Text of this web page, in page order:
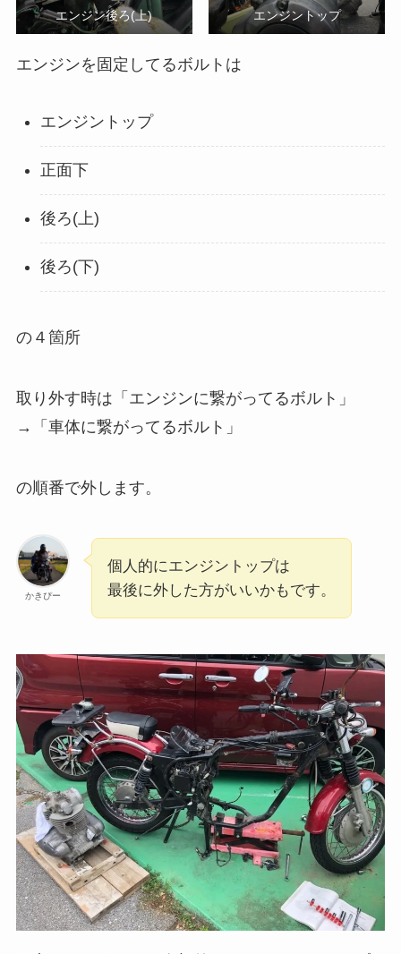
エンジン後ろ(上) エンジントップ
エンジンを固定してるボルトは
エンジントップ
正面下
後ろ(上)
後ろ(下)
の４箇所
取り外す時は「エンジンに繋がってるボルト」
→「車体に繋がってるボルト」
の順番で外します。
かきぴー
個人的にエンジントップは
最後に外した方がいいかもです。